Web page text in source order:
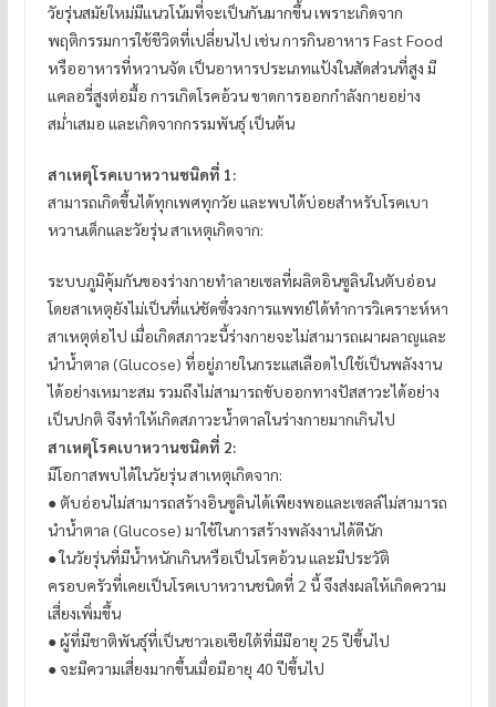
วัยรุ่นสมัยใหม่มีแนวโน้มที่จะเป็นกันมากขึ้น เพราะเกิดจาก
พฤติกรรมการใช้ชีวิตที่เปลี่ยนไป เช่น การกินอาหาร Fast Food
หรืออาหารที่หวานจัด เป็นอาหารประเภทแป้งในสัดส่วนที่สูง มี
แคลอรี่สูงต่อมื้อ การเกิดโรคอ้วน ขาดการออกกำลังกายอย่าง
สม่ำเสมอ และเกิดจากกรรมพันธุ์ เป็นต้น
สาเหตุโรคเบาหวานชนิดที่ 1:
สามารถเกิดขึ้นได้ทุกเพศทุกวัย และพบได้บ่อยสำหรับโรคเบา
หวานเด็กและวัยรุ่น สาเหตุเกิดจาก:
ระบบภูมิคุ้มกันของร่างกายทำลายเซลที่ผลิตอินซูลินในตับอ่อน
โดยสาเหตุยังไม่เป็นที่แน่ชัดซึ่งวงการแพทย์ได้ทำการวิเคราะห์หา
สาเหตุต่อไป เมื่อเกิดสภาวะนี้ร่างกายจะไม่สามารถเผาผลาญและ
นำน้ำตาล (Glucose) ที่อยู่ภายในกระแสเลือดไปใช้เป็นพลังงาน
ได้อย่างเหมาะสม รวมถึงไม่สามารถขับออกทางปัสสาวะได้อย่าง
เป็นปกติ จึงทำให้เกิดสภาวะน้ำตาลในร่างกายมากเกินไป
สาเหตุโรคเบาหวานชนิดที่ 2:
มีโอกาสพบได้ในวัยรุ่น สาเหตุเกิดจาก:
● ตับอ่อนไม่สามารถสร้างอินซูลินได้เพียงพอและเซลล์ไม่สามารถ
นำน้ำตาล (Glucose) มาใช้ในการสร้างพลังงานได้ดีนัก
● ในวัยรุ่นที่มีน้ำหนักเกินหรือเป็นโรคอ้วน และมีประวัติ
ครอบครัวที่เคยเป็นโรคเบาหวานชนิดที่ 2 นี้ จึงส่งผลให้เกิดความ
เสี่ยงเพิ่มขึ้น
● ผู้ที่มีชาติพันธ์ุที่เป็นชาวเอเชียใต้ที่มีมีอายุ 25 ปีขึ้นไป
● จะมีความเสี่ยงมากขึ้นเมื่อมีอายุ 40 ปีขึ้นไป